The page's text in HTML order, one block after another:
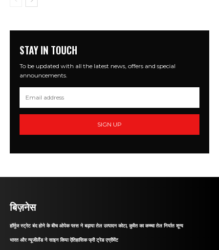
STAY IN TOUCH
To be updated with all the latest news, offers and special
announcements.
SIGN UP
बिज़नेस
हॉर्मुज स्ट्रेट बंद होने के बीच ओपेक प्लस ने बढ़ाया तेल उत्पादन कोटा, कुवैत का कच्चा तेल निर्यात शून्य
भारत और न्यूजीलैंड ने साइन किया ऐतिहासिक फ्री ट्रेड एग्रीमेंट